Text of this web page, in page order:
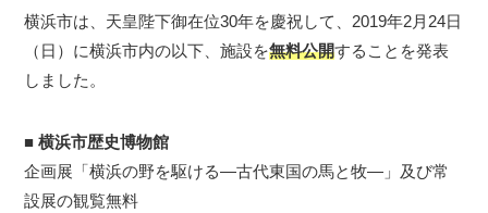
横浜市は、天皇陛下御在位30年を慶祝して、2019年2月24日
（日）に横浜市内の以下、施設を無料公開することを発表
しました。
■横浜市歴史博物館
企画展「横浜の野を駆ける―古代東国の馬と牧―」及び常
設展の観覧無料